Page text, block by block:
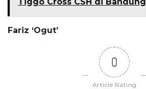
Fariz ‘Ogut’
0
Article Rating